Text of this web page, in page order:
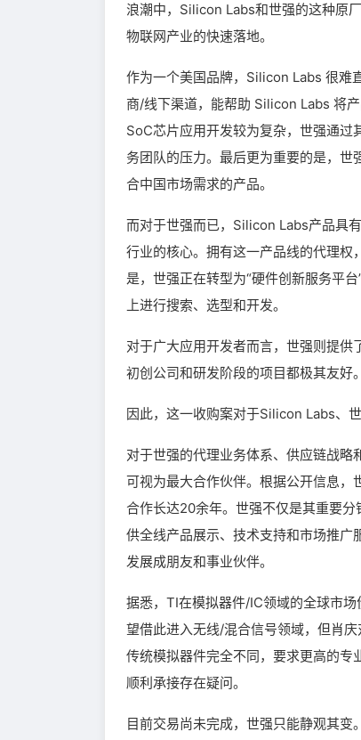
浪潮中，Silicon Labs和世强的这种原
物联网产业的快速落地。
作为一个美国品牌，Silicon Labs 很难
商/线下渠道，能帮助 Silicon Labs 将
SoC芯片应用开发较为复杂，世强通
务团队的压力。最后更为重要的是，
合中国市场需求的产品。
而对于世强而已，Silicon Labs产品具
行业的核心。拥有这一产品线的代理
是，世强正在转型为“硬件创新服务平
上进行搜索、选型和开发。
对于广大应用开发者而言，世强则提
初创公司和研发阶段的项目都极其友好。
因此，这一收购案对于Silicon Labs、
对于世强的代理业务体系、供应链战
可视为最大合作伙伴。根据公开信息
合作长达20余年。世强不仅是其重要
供全线产品展示、技术支持和市场推
发展成朋友和事业伙伴。
据悉，TI在模拟器件/IC领域的全球市
望借此进入无线/混合信号领域，但肖
传统模拟器件完全不同，要求更高的专
顺利承接存在疑问。
目前交易尚未完成，世强只能静观其